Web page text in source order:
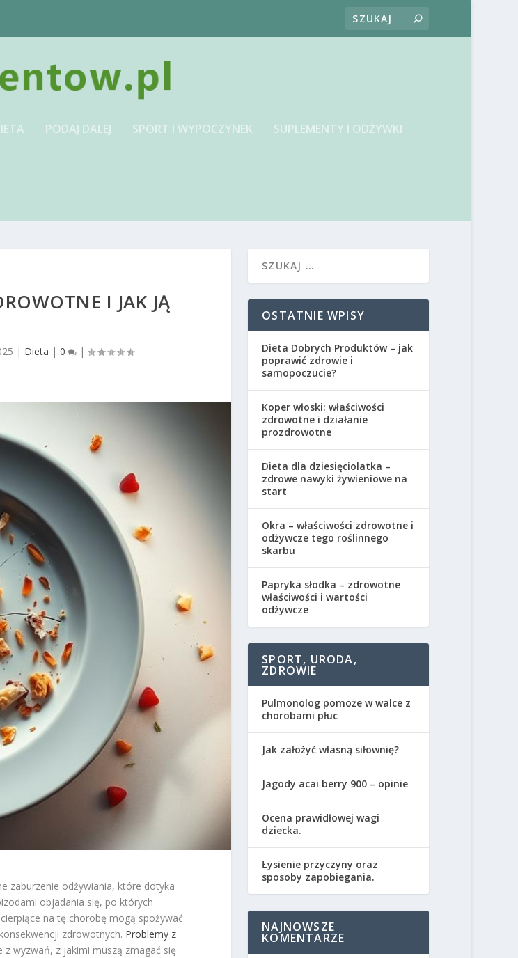
PODAJ DALEJ SPORT I WYPOCZYNEK SUPLEMENTY I ODŻYWKI
I JAK JĄ
| Dieta | 0 |
zaburzenie odżywiania, które dotyka
objadania się, po których
na tę chorobę mogą spożywać
zdrowotnych. Problemy z
wyzwań, z jakimi muszą zmagać się
OSTATNIE WPISY
Dieta Dobrych Produktów – jak
poprawić zdrowie i
samopoczucie?
Koper włoski: właściwości
zdrowotne i działanie
prozdrowotne
Dieta dla dziesięciolatka –
zdrowe nawyki żywieniowe na
start
Okra – właściwości zdrowotne i
odżywcze tego roślinnego
skarbu
Papryka słodka – zdrowotne
właściwości i wartości
odżywcze
SPORT, URODA,
ZDROWIE
Pulmonolog pomoże w walce z
chorobami płuc
Jak założyć własną siłownię?
Jagody acai berry 900 – opinie
Ocena prawidłowej wagi
dziecka.
Łysienie przyczyny oraz
sposoby zapobiegania.
NAJNOWSZE
KOMENTARZE